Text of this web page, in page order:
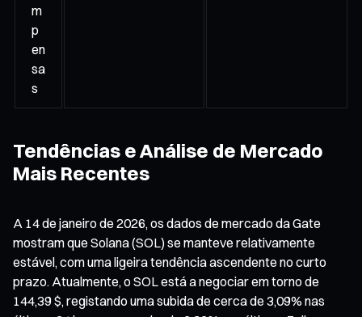
m
p
en
sa
s
Tendências e Análise de Mercado
Mais Recentes
A 14 de janeiro de 2026, os dados de mercado da Gate
mostram que Solana (SOL) se manteve relativamente
estável, com uma ligeira tendência ascendente no curto
prazo. Atualmente, o SOL está a negociar em torno de
144,39 $, registando uma subida de cerca de 3,09% nas